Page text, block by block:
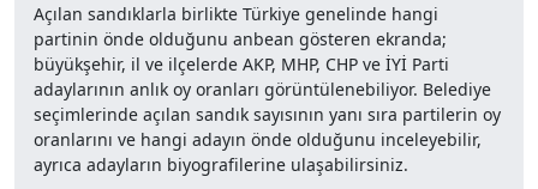
Açılan sandıklarla birlikte Türkiye genelinde hangi
partinin önde olduğunu anbean gösteren ekranda;
büyükşehir, il ve ilçelerde AKP, MHP, CHP ve İYİ Parti
adaylarının anlık oy oranları görüntülenebiliyor. Belediye
seçimlerinde açılan sandık sayısının yanı sıra partilerin oy
oranlarını ve hangi adayın önde olduğunu inceleyebilir,
ayrıca adayların biyografilerine ulaşabilirsiniz.